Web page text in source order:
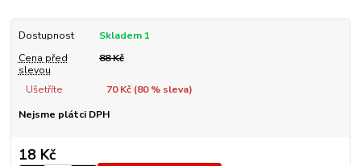
Dostupnost
Skladem 1
Cena před
slevou
88 Kč
Ušetříte 70 Kč (80% sleva)
Nejsme plátci DPH
18 Kč